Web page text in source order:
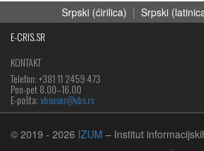
Srpski (ćirilica) | Srpski
E-CRIS.SR
KONTAKT
Telefon: +381 11 2459 473
Pon-pet 8.00–16.00
E-pošta:vbsuser@vbs.rs
© 2019 - 2026 IZUM – Institut